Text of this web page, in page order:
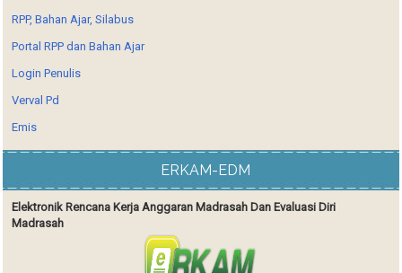
RPP, Bahan Ajar, Silabus
Portal RPP dan Bahan Ajar
Login Penulis
Verval Pd
Emis
ERKAM-EDM
Elektronik Rencana Kerja Anggaran Madrasah Dan Evaluasi Diri
Madrasah